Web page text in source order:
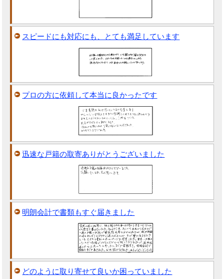
スピードにも対応にも、とても満足しています
プロの方に依頼して本当に良かったです
迅速な戸籍の取寄ありがとうございました
明朗会計で書類もすぐ届きました
どのように取り寄せて良いか困っていました